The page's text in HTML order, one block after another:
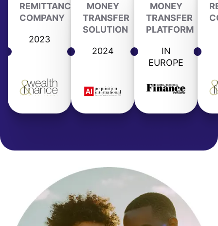
REMITTANCE
COMPANY
2023
MONEY
TRANSFER
SOLUTION
2024
MONEY
TRANSFER
PLATFORM
IN
EUROPE